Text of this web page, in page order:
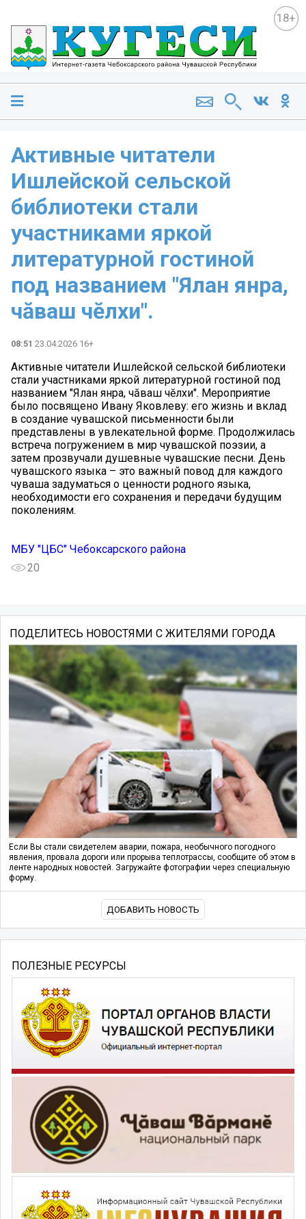
18+
Активные читатели
Ишлейской сельской
библиотеки стали
участниками яркой
литературной гостиной
под названием "Ялан янра,
чăваш чĕлхи".
08:51 23.04.2026 16+
Активные читатели Ишлейской сельской библиотеки
стали участниками яркой литературной гостиной под
названием "Ялан янра, чăваш чĕлхи". Мероприятие
было посвящено Ивану Яковлеву: его жизнь и вклад
в создание чувашской письменности были
представлены в увлекательной форме. Продолжилась
встреча погружением в мир чувашской поэзии, а
затем прозвучали душевные чувашские песни. День
чувашского языка – это важный повод для каждого
чуваша задуматься о ценности родного языка,
необходимости его сохранения и передачи будущим
поколениям.
МБУ "ЦБС" Чебоксарского района
20
ПОДЕЛИТЕСЬ НОВОСТЯМИ С ЖИТЕЛЯМИ ГОРОДА
Если Вы стали свидетелем аварии, пожара, необычного погодного
явления, провала дороги или прорыва теплотрассы, сообщите об этом в
ленте народных новостей. Загружайте фотографии через специальную
форму.
ДОБАВИТЬ НОВОСТЬ
ПОЛЕЗНЫЕ РЕСУРСЫ